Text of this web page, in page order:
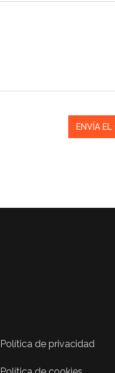
Política de privacidad